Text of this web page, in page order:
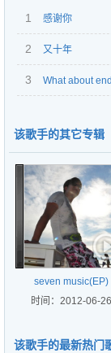
1
感谢你
2
又十年
3
What about end
该歌手的其它专辑
seven music(EP)
时间：2012-06-26
该歌手的最新热门